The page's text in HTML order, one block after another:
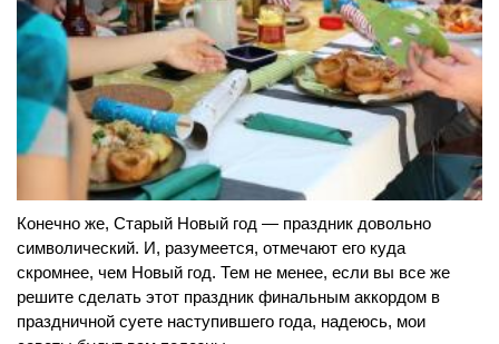
Конечно же, Старый Новый год — праздник довольно
символический. И, разумеется, отмечают его куда
скромнее, чем Новый год. Тем не менее, если вы все же
решите сделать этот праздник финальным аккордом в
праздничной суете наступившего года, надеюсь, мои